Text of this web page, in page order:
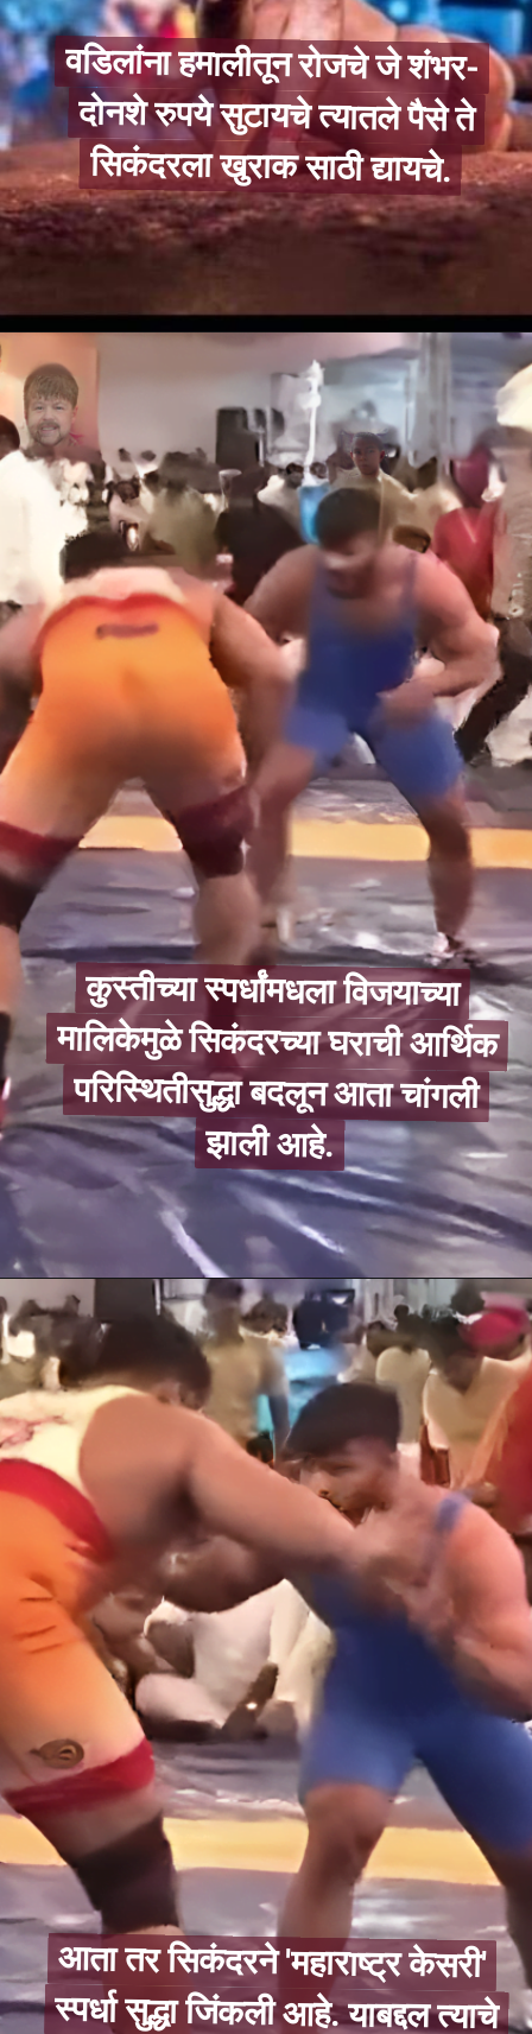
वडिलांना हमालीतून रोजचे जे शंभर-
दोनशे रुपये सुटायचे त्यातले पैसे ते
सिकंदरला खुराक साठी द्यायचे.
वडिलांना हमालीतून रोजचे जे शंभर-
दोनशे रुपये सुटायचे त्यातले पैसे ते
सिकंदरला खुराक साठी द्यायचे.
कुस्तीच्या स्पर्धांमधला विजयाच्या
मालिकेमुळे सिकंदरच्या घराची आर्थिक
परिस्थितीसुद्धा बदलून आता चांगली
झाली आहे.
कुस्तीच्या स्पर्धांमधला विजयाच्या
मालिकेमुळे सिकंदरच्या घराची आर्थिक
परिस्थितीसुद्धा बदलून आता चांगली
झाली आहे.
आता तर सिकंदरने 'महाराष्ट्र केसरी'
स्पर्धा सुद्धा जिंकली आहे. याबद्दल त्याचे
आता तर सिकंदरने 'महाराष्ट्र केसरी'
स्पर्धा सुद्धा जिंकली आहे. याबद्दल त्याचे